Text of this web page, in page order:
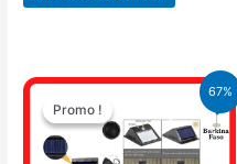
67%
Promo !
Promo !
Le
prix
initial
était :
10.500 CFA.
Le
actuel
est :
3.500 CFA.